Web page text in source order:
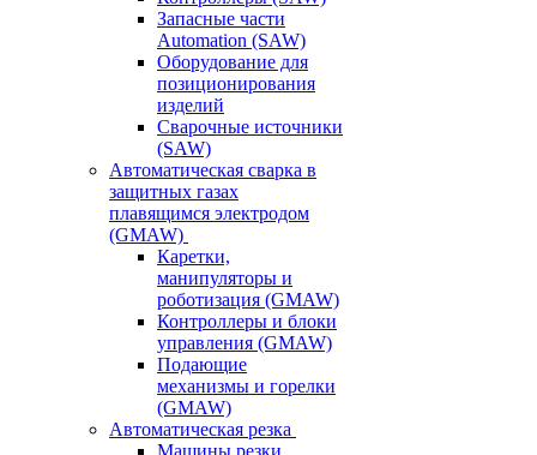
Запасные части
Automation (SAW)
Оборудование для
позиционирования
изделий
Сварочные источники
(SAW)
Автоматическая сварка в
защитных газах
плавящимся электродом
(GMAW)
Каретки,
манипуляторы и
роботизация (GMAW)
Контроллеры и блоки
управления (GMAW)
Подающие
механизмы и горелки
(GMAW)
Автоматическая резка
Машины резки